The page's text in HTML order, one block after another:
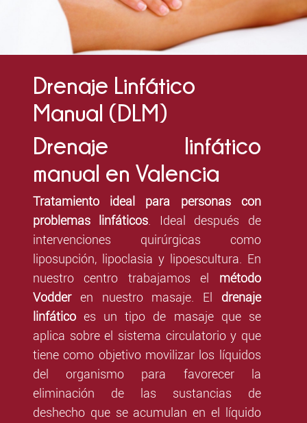
Drenaje Linfático
Manual (DLM)
Drenaje linfático
manual en Valencia
Tratamiento ideal para personas con
problemas linfáticos . Ideal después de
intervenciones quirúrgicas como
liposupción, lipoclasia y lipoescultura. En
nuestro centro trabajamos el método
Vodder en nuestro masaje. El drenaje
linfático es un tipo de masaje que se
aplica sobre el sistema circulatorio y que
tiene como objetivo movilizar los líquidos
del organismo para favorecer la
eliminación de las sustancias de
deshecho que se acumulan en el líquido